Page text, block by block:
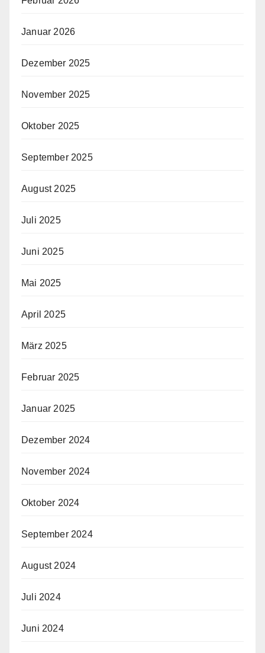
Januar 2026
Dezember 2025
November 2025
Oktober 2025
September 2025
August 2025
Juli 2025
Juni 2025
Mai 2025
April 2025
März 2025
Februar 2025
Januar 2025
Dezember 2024
November 2024
Oktober 2024
September 2024
August 2024
Juli 2024
Juni 2024